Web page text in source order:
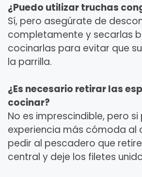
¿Puedo utilizar truchas
Sí, pero asegúrate de
completamente y secarlas
cocinarlas para evitar que
la parrilla.
¿Es necesario retirar las
cocinar?
No es imprescindible, pero si
experiencia más cómoda al
pedir al pescadero que
central y deje los filetes